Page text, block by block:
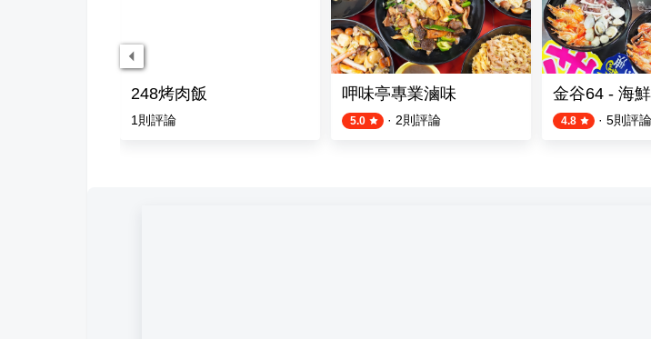
248烤肉飯
1 則評論
呷味亭專業滷味
5.0 · 2則評論
金谷64 - 海
4.8 · 5則評論